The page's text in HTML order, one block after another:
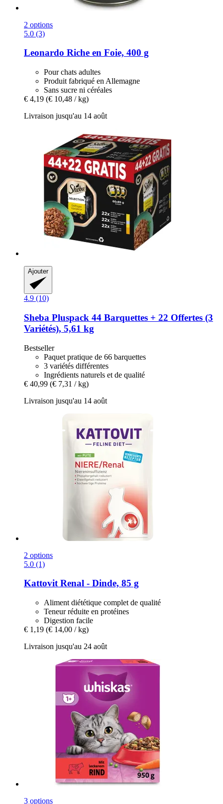
2 options
5.0 (3)
Leonardo Riche en Foie, 400 g
Pour chats adultes
Produit fabriqué en Allemagne
Sans sucre ni céréales
€ 4,19 (€ 10,48 / kg)
Livraison jusqu'au 14 août
Ajouter
4.9 (10)
Sheba Pluspack 44 Barquettes + 22 Offertes (3
Variétés), 5,61 kg
Bestseller
Paquet pratique de 66 barquettes
3 variétés différentes
Ingrédients naturels et de qualité
€ 40,99 (€ 7,31 / kg)
Livraison jusqu'au 14 août
2 options
5.0 (1)
KattovitRenal -​ Dinde, 85 g
Aliment diététique complet de qualité
Teneur réduite en protéines
Digestion facile
€ 1,19 (€ 14,00 / kg)
Livraison jusqu'au 24 août
3 options